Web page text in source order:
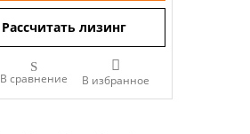
Рассчитать лизинг
В сравнение